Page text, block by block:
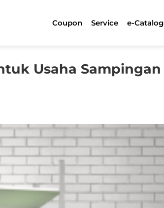
Coupon Service e-Catalog
Usaha Sampingan